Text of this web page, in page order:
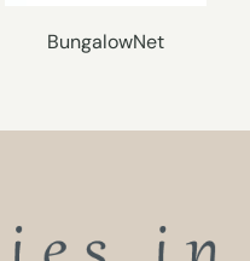
BungalowNet